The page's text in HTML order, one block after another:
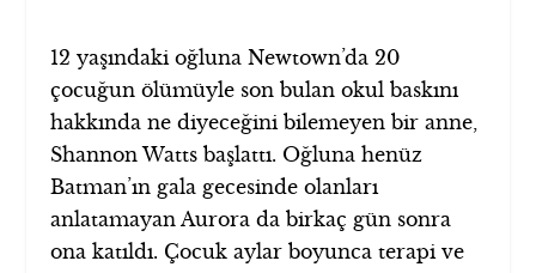
12 yaşındaki oğluna Newtown’da 20
çocuğun ölümüyle son bulan okul baskını
hakkında ne diyeceğini bilemeyen bir anne,
Shannon Watts başlattı. Oğluna henüz
Batman’ın gala gecesinde olanları
anlatamayan Aurora da birkaç gün sonra
ona katıldı. Çocuk aylar boyunca terapi ve